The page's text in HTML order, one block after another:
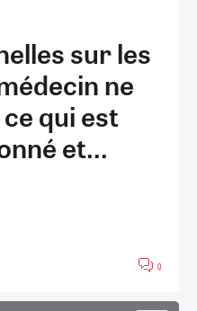
sur les
ne
qui est
et...
0